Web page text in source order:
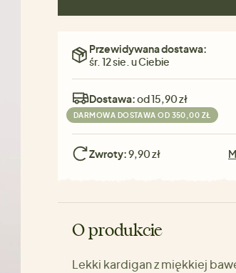
Przewidywana dostawa:
śr. 12 sie. u Ciebie
Dostawa:od 15,90 zł
DARMOWA DOSTAWA OD 350,00 ZŁ
Zwroty:9,90 zł
O produkcie
Lekki kardigan z miękkiej